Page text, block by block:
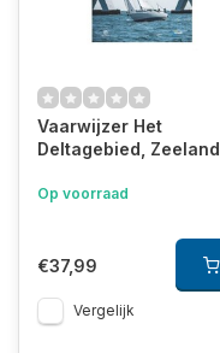
Vaarwijzer Het
Deltagebied, Zeeland
Op voorraad
€37,99
Vergelijk